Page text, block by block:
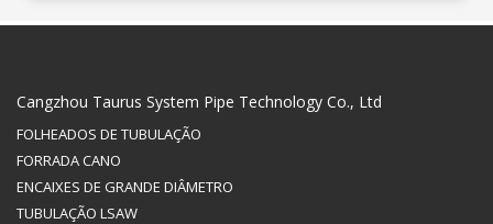
Cangzhou Taurus System Pipe Technology Co., Ltd
FOLHEADOS DE TUBULAÇÃO
FORRADA CANO
ENCAIXES DE GRANDE DIÂMETRO
TUBULAÇÃO LSAW